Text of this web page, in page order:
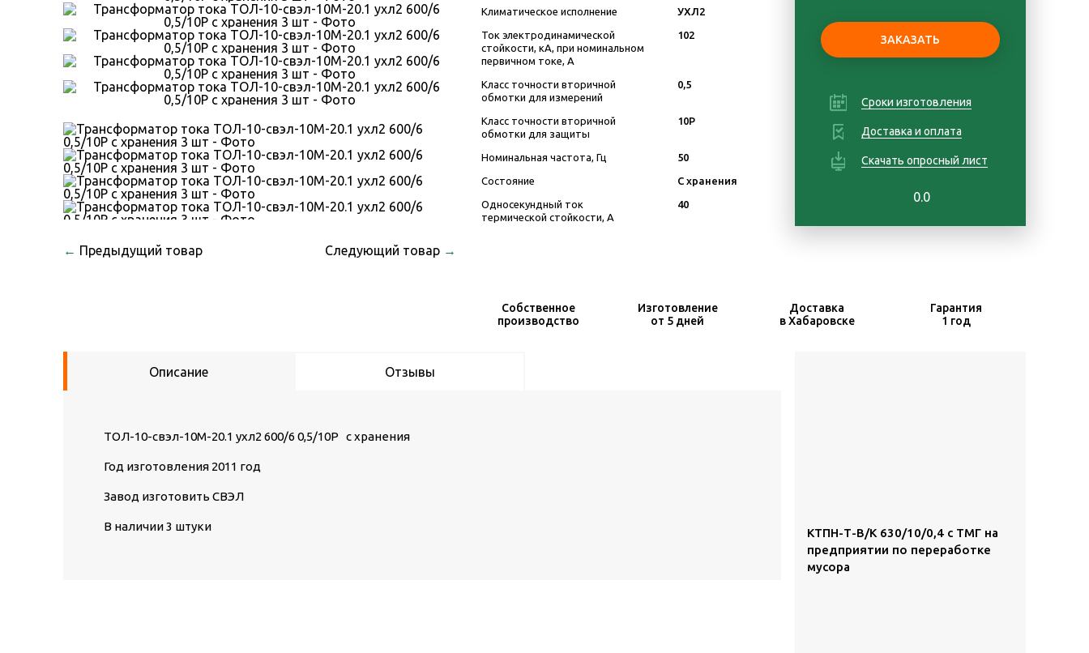
← Предыдущий товар Следующий товар →
Климатическое исполнение УХЛ2
Ток электродинамической
стойкости, кА, при номинальном
первичном токе, А
102
Класс точности вторичной
обмотки для измерений
0,5
Класс точности вторичной
обмотки для защиты
10Р
Номинальная частота, Гц 50
Состояние С хранения
Односекундный ток
термической стойкости, А
40
Сроки изготовления
Доставка и оплата
Скачать опросный лист
0.0
Собственное
производство
Изготовление
от 5 дней
Доставка
в Хабаровске
Гарантия
1 год
Описание Отзывы
ТОЛ-10-свэл-10М-20.1 ухл2 600/6 0,5/10Р с хранения
Год изготовления 2011 год
Завод изготовить СВЭЛ
В наличии 3 штуки
КТПН-Т-В/К 630/10/0,4 с ТМГ на
предприятии по переработке
мусора